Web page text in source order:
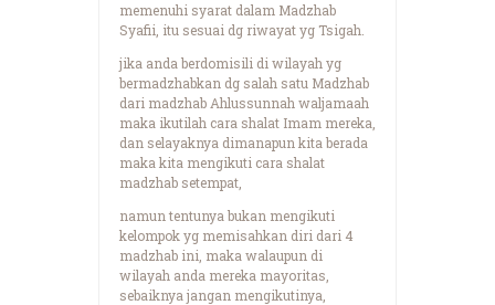
memenuhi syarat dalam Madzhab
Syafii, itu sesuai dg riwayat yg Tsigah.
jika anda berdomisili di wilayah yg
bermadzhabkan dg salah satu Madzhab
dari madzhab Ahlussunnah waljamaah
maka ikutilah cara shalat Imam mereka,
dan selayaknya dimanapun kita berada
maka kita mengikuti cara shalat
madzhab setempat,
namun tentunya bukan mengikuti
kelompok yg memisahkan diri dari 4
madzhab ini, maka walaupun di
wilayah anda mereka mayoritas,
sebaiknya jangan mengikutinya,